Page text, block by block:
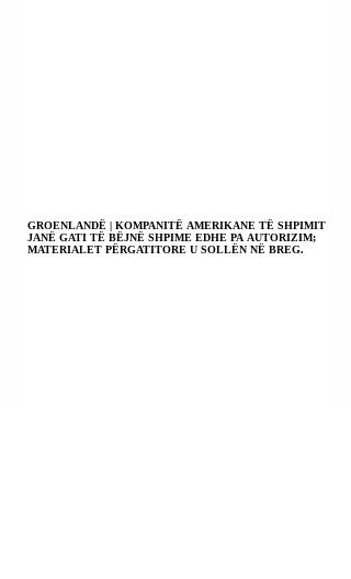
GROENLANDË | KOMPANITË AMERIKANE TË SHPIMIT
JANË GATI TË BËJNË SHPIME EDHE PA AUTORIZIM;
MATERIALET PËRGATITORE U SOLLËN NË BREG.